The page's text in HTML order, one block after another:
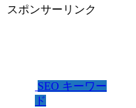
スポンサーリンク
SEO キーワー
ド